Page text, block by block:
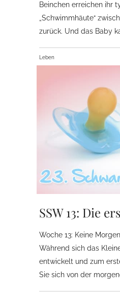
Beinchen erreichen ihr
„Schwimmhäute“
zurück. Und das Baby
Leben
SSW 13: Die
Woche 13: Keine
Während sich das
entwickelt und zum
Sie sich von der